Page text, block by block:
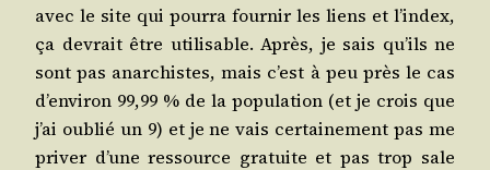
avec le site qui pour­ra four­nir les liens et l’in­dex,
ça devrait être uti­li­sable. Après, je sais qu’ils ne
sont pas anar­chistes, mais c’est à peu près le cas
d’en­vi­ron 99,99 % de la popu­la­tion (et je crois que
j’ai oublié un 9) et je ne vais cer­tai­ne­ment pas me
pri­ver d’une res­source gra­tuite et pas trop sale